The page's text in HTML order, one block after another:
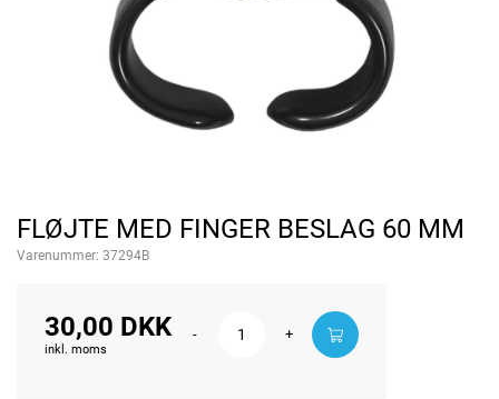
FLØJTE MED FINGER BESLAG 60 MM
Varenummer: 37294B
30,00 DKK
inkl. moms
- +